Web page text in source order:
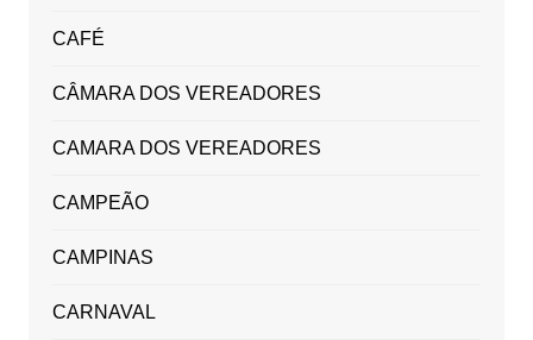
CAFÉ
CÂMARA DOS VEREADORES
CAMARA DOS VEREADORES
CAMPEÃO
CAMPINAS
CARNAVAL